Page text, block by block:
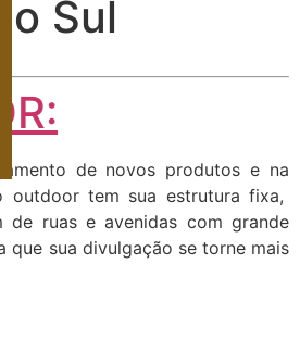
Sul
de novos produtos e na
outdoor tem sua estrutura fixa,
de ruas e avenidas com grande
que sua divulgação se torne mais